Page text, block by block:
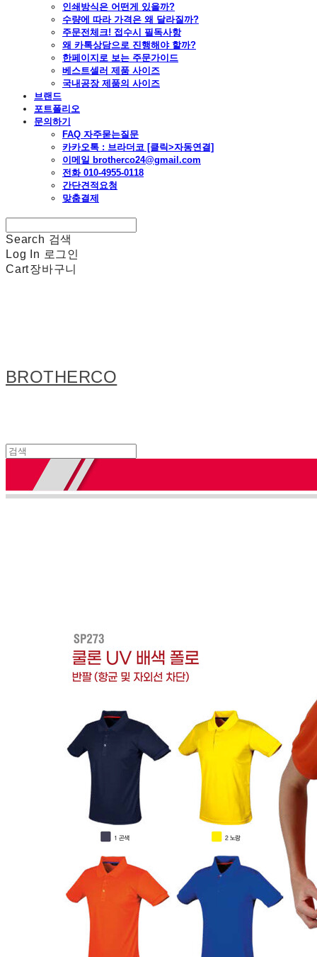
인쇄방식은 어떤게 있을까?
수량에 따라 가격은 왜 달라질까?
주문전체크! 접수시 필독사항
왜 카톡상담으로 진행해야 할까?
한페이지로 보는 주문가이드
베스트셀러 제품 사이즈
국내공장 제품의 사이즈
브랜드
포트폴리오
문의하기
FAQ 자주묻는질문
카카오톡 : 브라더코 [클릭>자동연결]
이메일 brotherco24@gmail.com
전화 010-4955-0118
간단견적요청
맞춤결제
Search 검색
Log In 로그인
Cart장바구니
BROTHERCO